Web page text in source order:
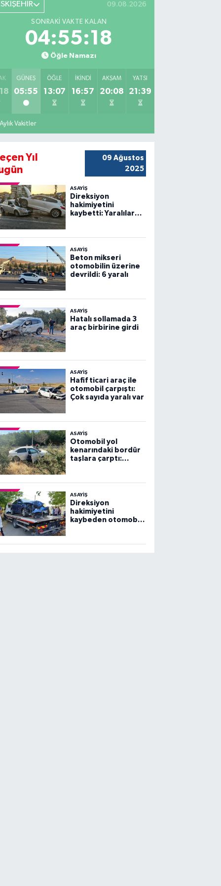
09.08.2026
SONRAKI VAKTE KALAN
04:55:16
Öğle Namazı
GÜNEŞ
05:55
ÖĞLE
13:07
İKINDI
16:57
AKŞAM
20:08
YATSI
21:39
Aylık Vakitler
Yıl
09 Ağustos
2025
ASAYİŞ
Direksiyon
hakimiyetini
kaybetti: Yaralılar
ASAYİŞ
Beton mikseri
otomobilin üzerine
devrildi: 6 yaralı
ASAYİŞ
Hatalı sollamada 3
araç birbirine girdi
ASAYİŞ
Hafif ticari araç ile
otomobil çarpıştı:
Çok sayıda yaralı var
ASAYİŞ
Otomobil yol
kenarındaki bordür
taşlara çarptı:
ASAYİŞ
Direksiyon
hakimiyetini
kaybeden otomobil